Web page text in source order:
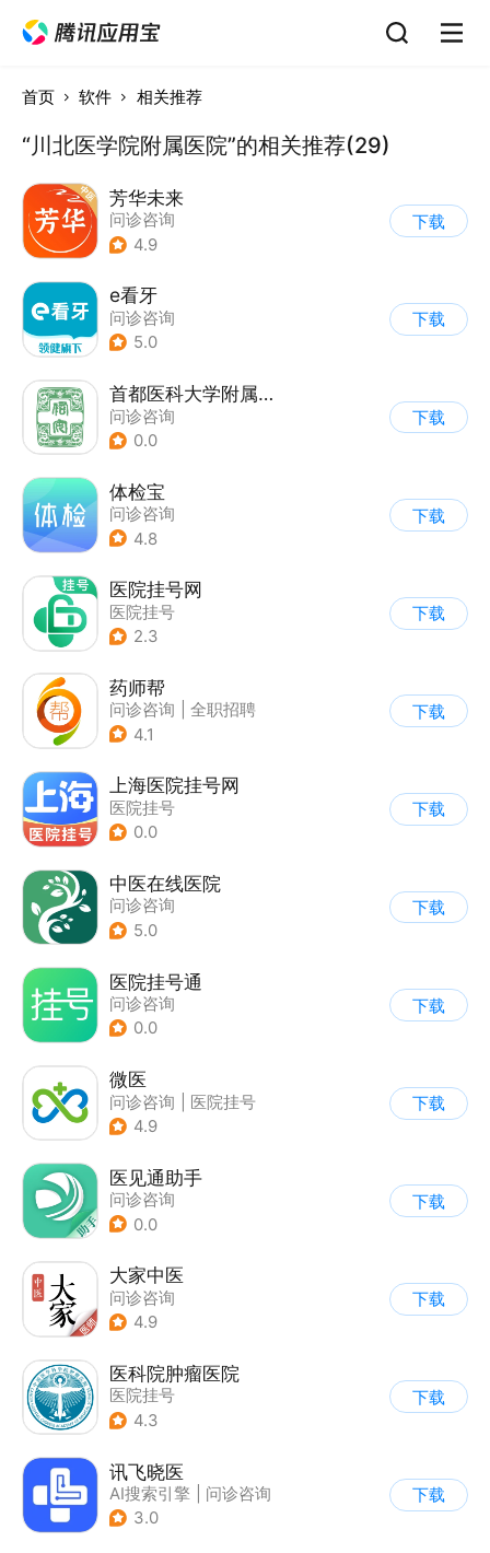
首页 软件 相关推荐
“川北医学院附属医院”的相关推荐(29)
芳华未来
问诊咨询
4.9
下载
e看牙
问诊咨询
5.0
下载
首都医科大学附属北京佑安医院互联网医院
问诊咨询
0.0
下载
体检宝
问诊咨询
4.8
下载
医院挂号网
医院挂号
2.3
下载
药师帮
问诊咨询
全职招聘
4.1
下载
上海医院挂号网
医院挂号
0.0
下载
中医在线医院
问诊咨询
5.0
下载
医院挂号通
问诊咨询
0.0
下载
微医
问诊咨询
医院挂号
4.9
下载
医见通助手
问诊咨询
0.0
下载
大家中医
问诊咨询
4.9
下载
医科院肿瘤医院
医院挂号
4.3
下载
讯飞晓医
AI搜索引擎
问诊咨询
3.0
下载